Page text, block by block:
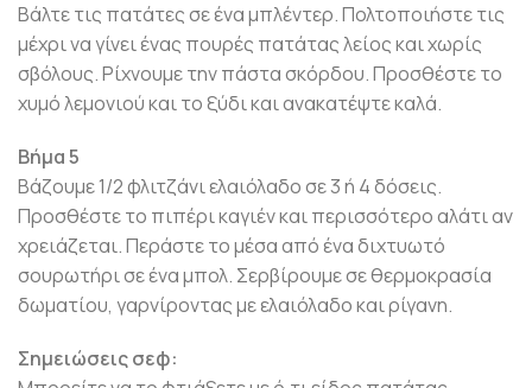
Βάλτε τις πατάτες σε ένα μπλέντερ. Πολτοποιήστε τις
μέχρι να γίνει ένας πουρές πατάτας λείος και χωρίς
σβόλους. Ρίχνουμε την πάστα σκόρδου. Προσθέστε το
χυμό λεμονιού και το ξύδι και ανακατέψτε καλά.
Βήμα 5
Βάζουμε 1/2 φλιτζάνι ελαιόλαδο σε 3 ή 4 δόσεις.
Προσθέστε το πιπέρι καγιέν και περισσότερο αλάτι αν
χρειάζεται. Περάστε το μέσα από ένα διχτυωτό
σουρωτήρι σε ένα μπολ. Σερβίρουμε σε θερμοκρασία
δωματίου, γαρνίροντας με ελαιόλαδο και ρίγανη.
Σημειώσεις σεφ: